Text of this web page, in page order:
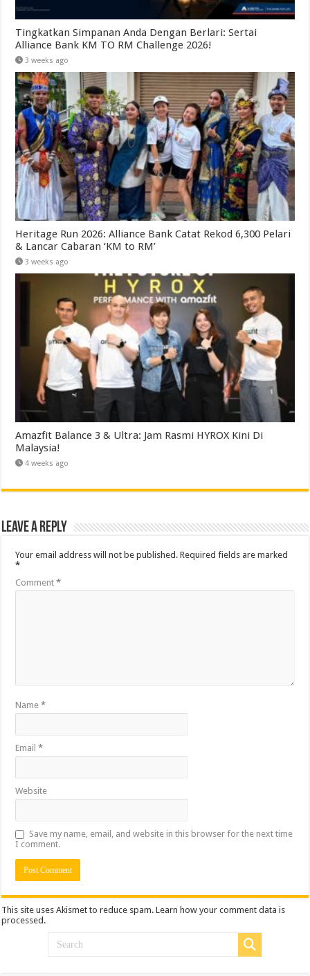
Tingkatkan Simpanan Anda Dengan Berlari: Sertai
Alliance Bank KM TO RM Challenge 2026!
3 weeks ago
Heritage Run 2026: Alliance Bank Catat Rekod 6,300 Pelari
& Lancar Cabaran ‘KM to RM’
3 weeks ago
Amazfit Balance 3 & Ultra: Jam Rasmi HYROX Kini Di
Malaysia!
4 weeks ago
Leave a Reply
Your email address will not be published. Required fields are marked
*
Comment*
Name*
Email*
Website
Save my name, email, and website in this browser for the next time
I comment.
This site uses Akismet to reduce spam.Learn how your comment data is
processed.